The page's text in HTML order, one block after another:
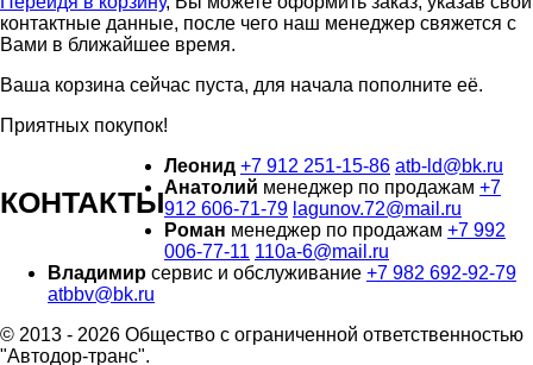
контактные данные, после чего наш менеджер свяжется с
Вами в ближайшее время.
Ваша корзина сейчас пуста, для начала пополните её.
Приятных покупок!
КОНТАКТЫ
Леонид +7 912 251-15-86 atb-ld@bk.ru
Анатолий менеджер по продажам +7
912 606-71-79 lagunov.72@mail.ru
Роман менеджер по продажам +7 992
006-77-11 110a-6@mail.ru
Владимир сервис и обслуживание +7 982 692-92-79
atbbv@bk.ru
© 2013 - 2026 Общество с ограниченной ответственностью
"Автодор-транс".